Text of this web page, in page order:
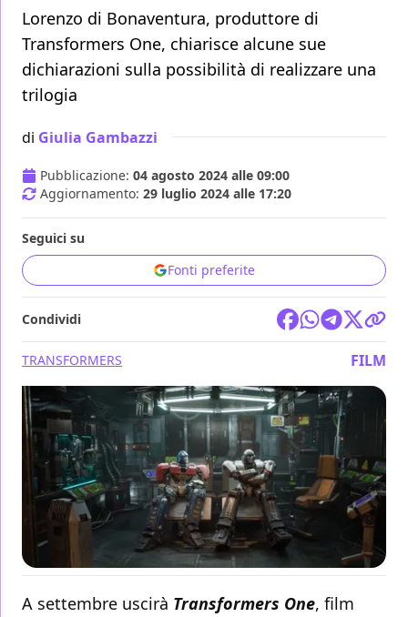
Lorenzo di Bonaventura, produttore di
Transformers One, chiarisce alcune sue
dichiarazioni sulla possibilità di realizzare una
trilogia
di Giulia Gambazzi
Pubblicazione: 04 agosto 2024 alle 09:00
Aggiornamento: 29 luglio 2024 alle 17:20
Seguici su
Fonti preferite
Condividi
TRANSFORMERS FILM
A settembre uscirà Transformers One, film